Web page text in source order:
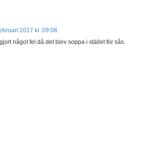
2017 kl. 09:08
något fel då det blev soppa i stället för sås.